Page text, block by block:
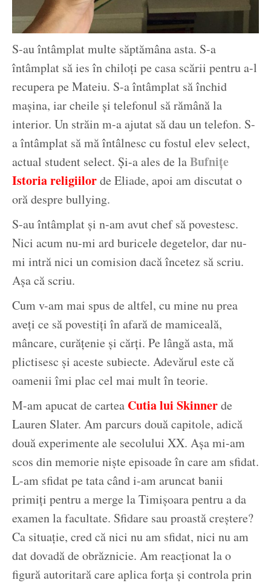
S-au întâmplat multe săptămâna asta. S-a
întâmplat să ies în chiloți pe casa scării pentru a-l
recupera pe Mateiu. S-a întâmplat să închid
mașina, iar cheile și telefonul să rămână la
interior. Un străin m-a ajutat să dau un telefon. S-
a întâmplat să mă întâlnesc cu fostul elev select,
actual student select. Și-a ales de laBufnițe
Istoria religiilorde Eliade, apoi am discutat o
oră despre bullying.
S-au întâmplat și n-am avut chef să povestesc.
Nici acum nu-mi ard buricele degetelor, dar nu-
mi intră nici un comision dacă încetez să scriu.
Așa că scriu.
Cum v-am mai spus de altfel, cu mine nu prea
aveți ce să povestiți în afară de mamiceală,
mâncare, curățenie și cărți. Pe lângă asta, mă
plictisesc și aceste subiecte. Adevărul este că
oamenii îmi plac cel mai mult în teorie.
M-am apucat de cartea Cutia lui Skinnerde
Lauren Slater. Am parcurs două capitole, adică
două experimente ale secolului XX. Așa mi-am
scos din memorie niște episoade în care am sfidat.
L-am sfidat pe tata când i-am aruncat banii
primiți pentru a merge la Timișoara pentru a da
examen la facultate. Sfidare sau proastă creștere?
Ca situație, cred că nici nu am sfidat, nici nu am
dat dovadă de obrăznicie. Am reacționat la o
figură autoritară care aplica forța și controla prin